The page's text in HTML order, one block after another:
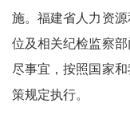
施。福建省人力资
位及相关纪检监察
尽事宜，按照国家
策规定执行。